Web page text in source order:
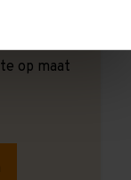
over wilt
op maat